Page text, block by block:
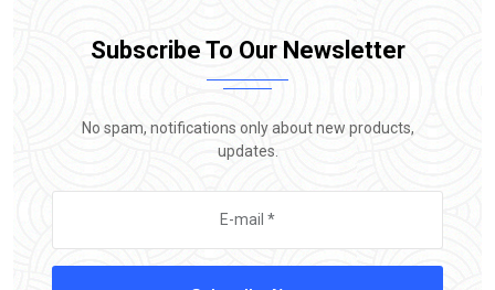
Subscribe To Our Newsletter
No spam, notifications only about new products,
updates.